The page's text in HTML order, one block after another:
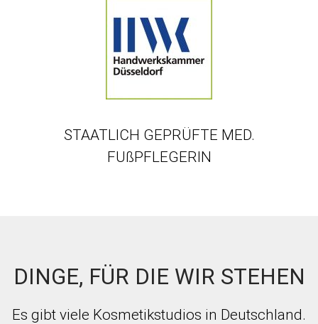
STAATLICH GEPRÜFTE MED.
FUßPFLEGERIN
DINGE, FÜR DIE WIR STEHEN
Es gibt viele Kosmetikstudios in Deutschland.